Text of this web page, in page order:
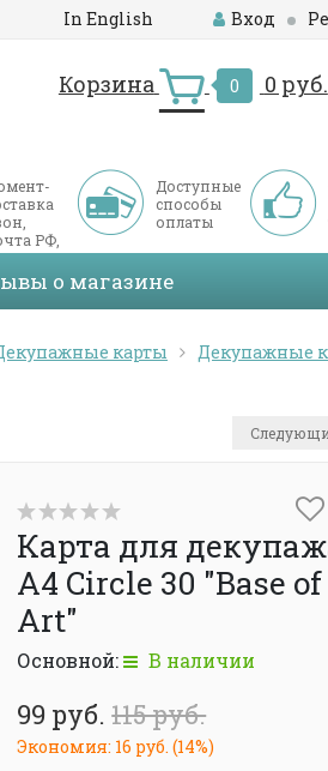
In English Вход
Корзина 0 0 руб.
РФ,
Доступные
способы
оплаты
о магазине
карты
Декупажные
Карта для
А4 Circle 30 "Base of
Art"
Основной: В наличии
99 руб. 115 руб.
Экономия: 16 руб. (14%)